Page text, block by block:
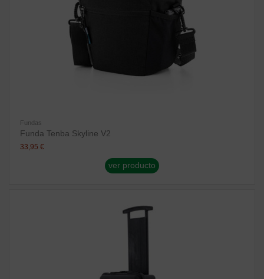
Fundas
Funda Tenba Skyline V2
33,95 €
ver producto